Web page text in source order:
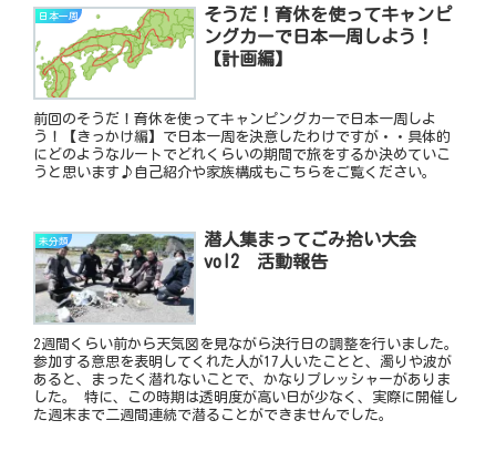
日本一周
そうだ！育休を使ってキャンピ
ングカーで日本一周しよう！
【計画編】
前回のそうだ！育休を使ってキャンピングカーで日本一周しよ
う！【きっかけ編】で日本一周を決意したわけですが・・具体的
にどのようなルートでどれくらいの期間で旅をするか決めていこ
うと思います♪自己紹介や家族構成もこちらをご覧ください。
未分類
潜人集まってごみ拾い大会
vol2 活動報告
2週間くらい前から天気図を見ながら決行日の調整を行いました。
参加する意思を表明してくれた人が17人いたことと、濁りや波が
あると、まったく潜れないことで、かなりプレッシャーがありま
した。 特に、この時期は透明度が高い日が少なく、実際に開催し
た週末まで二週間連続で潜ることができませんでした。